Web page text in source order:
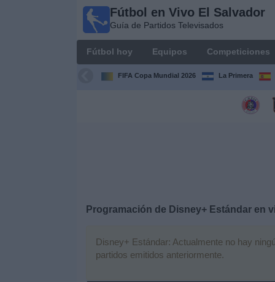
Fútbol en Vivo El Salvador
Guía de Partidos Televisados
Fútbol hoy Equipos Competiciones
FIFA Copa Mundial 2026 La Primera
Programación de Disney+ Estándaren
Disney+ Estándar: Actualmente no hay
partidos emitidos anteriormente.